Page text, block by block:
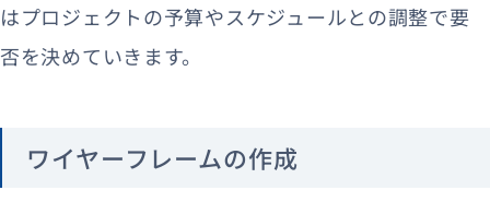
はプロジェクトの予算やスケジュールとの調整で要
否を決めていきます。
ワイヤーフレームの作成